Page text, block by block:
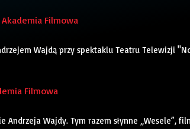
Filmowa
Wajdą przy spektaklu Teatru Telewizji
Filmowa
Wajdy. Tym razem słynne „Wesele”,